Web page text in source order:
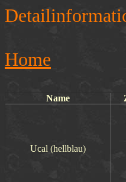
Home
Name
Ucal (hellblau)